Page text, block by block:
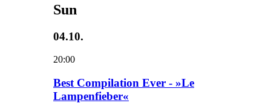
Sun
04.10.
20:00
Best Compilation Ever - »Le
Lampenfieber«